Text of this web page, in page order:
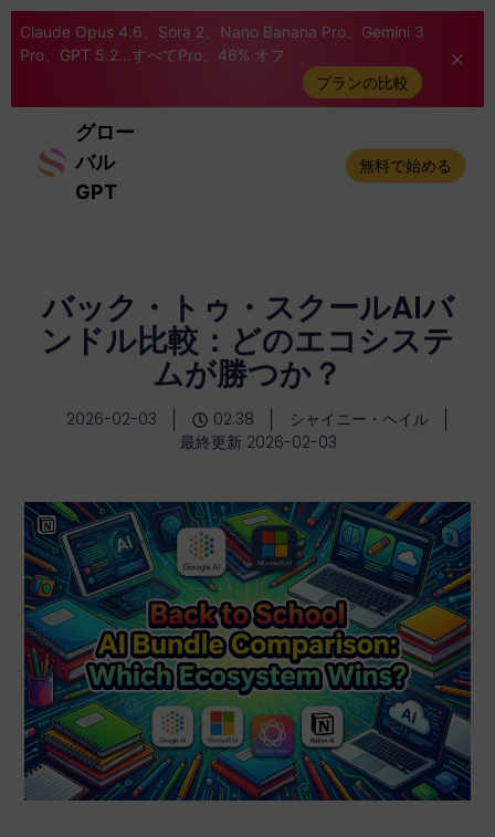
Claude Opus 4.6、Sora 2、Nano Banana Pro、Gemini 3
Pro、GPT 5.2...すべてPro。46% オフ
プランの比較
グロー
バル
GPT
無料で始める
バック・トゥ・スクールAIバ
ンドル比較：どのエコシステ
ムが勝つか？
2026-02-03 02:38
シャイニー・ヘイル
最終更新 2026-02-03